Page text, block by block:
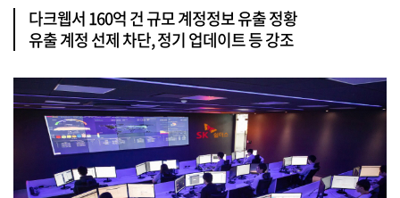
다크웹서 160억 건 규모 계정정보 유출 정황
유출 계정 선제 차단, 정기 업데이트 등 강조